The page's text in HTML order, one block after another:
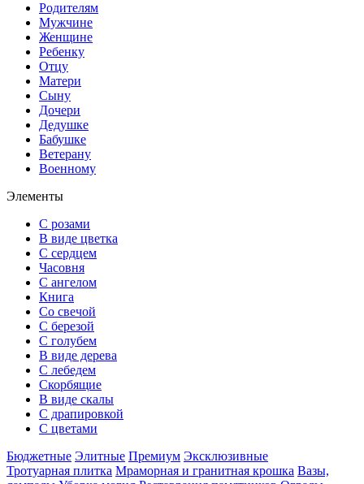
Родителям
Мужчине
Женщине
Ребенку
Отцу
Матери
Сыну
Дочери
Дедушке
Бабушке
Ветерану
Военному
Элементы
С розами
В виде цветка
С сердцем
Часовня
С ангелом
Книга
Со свечой
С березой
С голубем
В виде дерева
С лебедем
Скорбящие
В виде скалы
С драпировкой
С цветами
Бюджетные Элитные Премиум Эксклюзивные
Тротуарная плитка Мраморная и гранитная крошка Вазы,